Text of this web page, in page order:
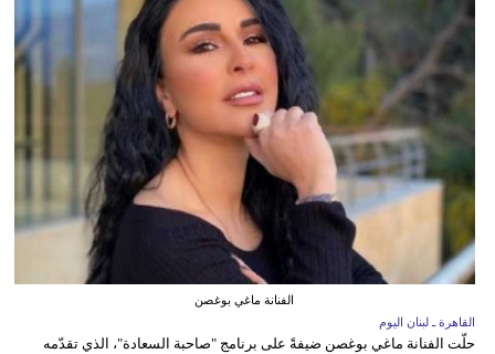
الفنانة ماغي بوغصن
القاهرة ـ لبنان اليوم
حلّت الفنانة ماغي بوغصن ضيفةً على برنامج "صاحبة السعادة"، الذي تقدّمه